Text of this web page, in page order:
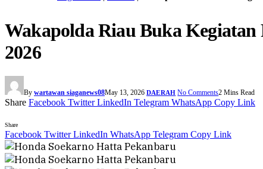
Wakapolda Riau Buka
2026
By wartawan siaganews08May 13, 2026 DAERAH No Comments2 Mins Read
Share Facebook Twitter LinkedIn Telegram WhatsApp Copy Link
Share
Facebook Twitter LinkedIn WhatsApp Telegram Copy Link